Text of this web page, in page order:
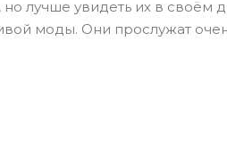
лучше увидеть их в своём
моды. Они прослужат